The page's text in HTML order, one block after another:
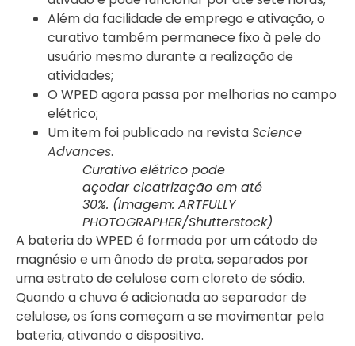
Além da facilidade de emprego e ativação, o
curativo também permanece fixo à pele do
usuário mesmo durante a realização de
atividades;
O WPED agora passa por melhorias no campo
elétrico;
Um item foi publicado na revistaScience
Advances.
Curativo elétrico pode
açodar cicatrização em até
30%. (Imagem: ARTFULLY
PHOTOGRAPHER/Shutterstock)
A bateria do WPED é formada por um cátodo de
magnésio e um ânodo de prata, separados por
uma estrato de celulose com cloreto de sódio.
Quando a chuva é adicionada ao separador de
celulose, os íons começam a se movimentar pela
bateria, ativando o dispositivo.